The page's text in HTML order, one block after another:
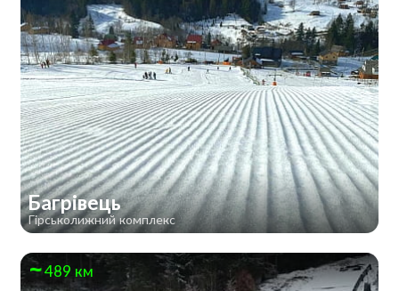
Багрівець
Гірськолижний комплекс
489 км